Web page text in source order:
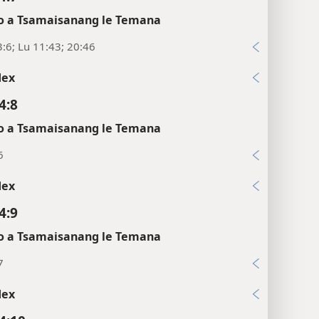
a Tsamaisanang le Temana
Lu 11:43; 20:46
a Tsamaisanang le Temana
a Tsamaisanang le Temana